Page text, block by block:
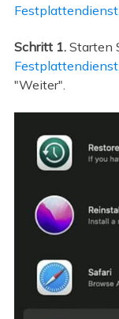
Schritt 1. Starten
"Weiter".